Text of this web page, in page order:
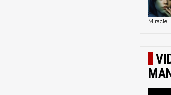
Miracle